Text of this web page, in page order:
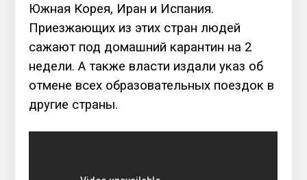
Южная Корея, Иран и Испания.
Приезжающих из этих стран людей
сажают под домашний карантин на 2
недели. А также власти издали указ об
отмене всех образовательных поездок в
другие страны.